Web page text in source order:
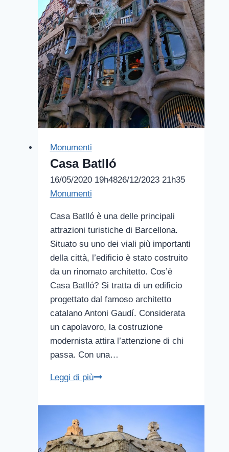
Monumenti
Casa Batlló
16/05/2020 19h4826/12/2023 21h35
Monumenti
Casa Batlló è una delle principali
attrazioni turistiche di Barcellona.
Situato su uno dei viali più importanti
della città, l’edificio è stato costruito
da un rinomato architetto. Cos’è
Casa Batlló? Si tratta di un edificio
progettato dal famoso architetto
catalano Antoni Gaudí. Considerata
un capolavoro, la costruzione
modernista attira l’attenzione di chi
passa. Con una…
Leggi di piùCasa